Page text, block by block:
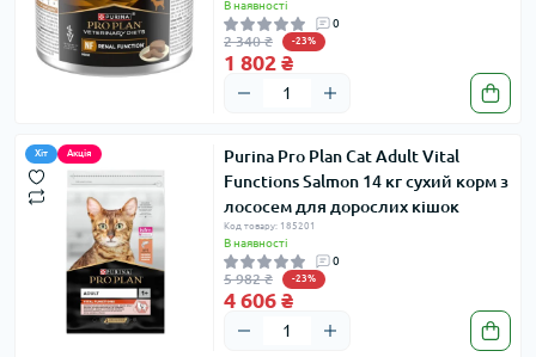
В наявності
0
2 340 ₴ -23%
1 802 ₴
Хіт Акція
Purina Pro Plan Cat Adult Vital
Functions Salmon 14 кг сухий корм з
лососем для дорослих кішок
Код товару: 185201
В наявності
0
5 982 ₴ -23%
4 606 ₴